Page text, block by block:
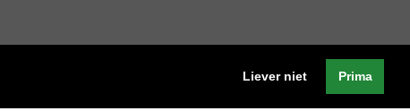
Liever niet Prima
Privacyverklaring